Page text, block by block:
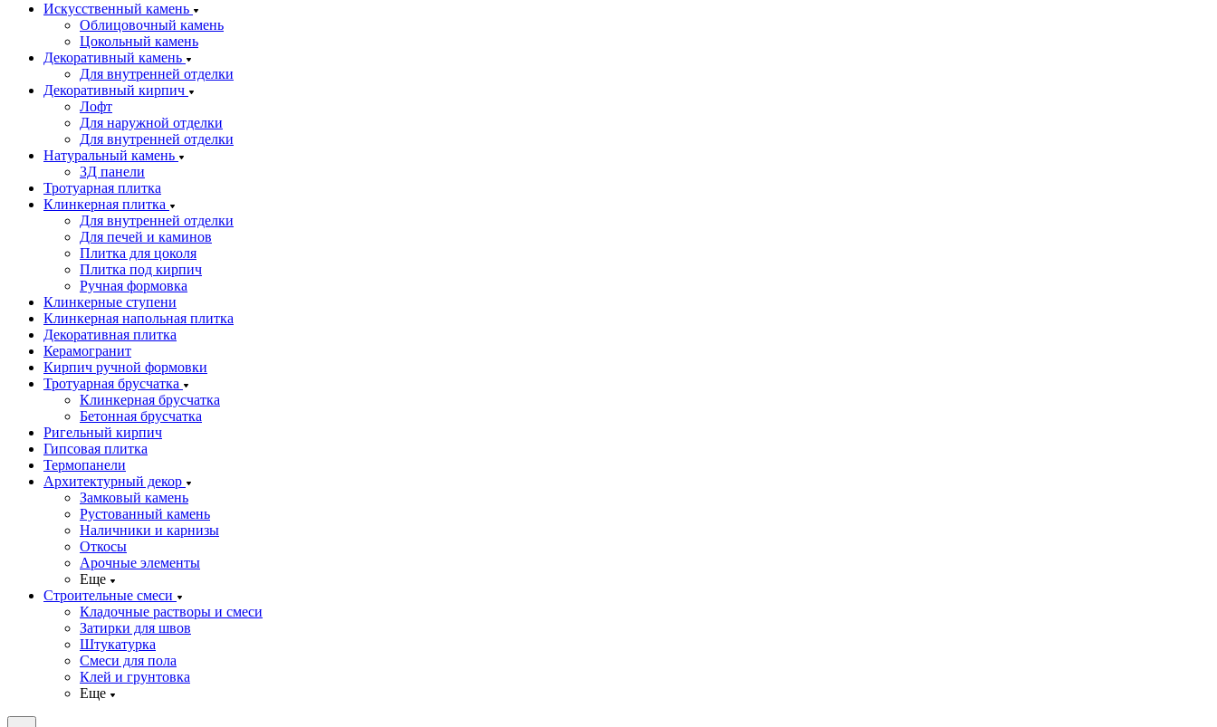
Искусственный камень
Облицовочный камень
Цокольный камень
Декоративный камень
Для внутренней отделки
Декоративный кирпич
Лофт
Для наружной отделки
Для внутренней отделки
Натуральный камень
3Д панели
Тротуарная плитка
Клинкерная плитка
Для внутренней отделки
Для печей и каминов
Плитка для цоколя
Плитка под кирпич
Ручная формовка
Клинкерные ступени
Клинкерная напольная плитка
Декоративная плитка
Керамогранит
Кирпич ручной формовки
Тротуарная брусчатка
Клинкерная брусчатка
Бетонная брусчатка
Ригельный кирпич
Гипсовая плитка
Термопанели
Архитектурный декор
Замковый камень
Рустованный камень
Наличники и карнизы
Откосы
Арочные элементы
Еще
Строительные смеси
Кладочные растворы и смеси
Затирки для швов
Штукатурка
Смеси для пола
Клей и грунтовка
Еще